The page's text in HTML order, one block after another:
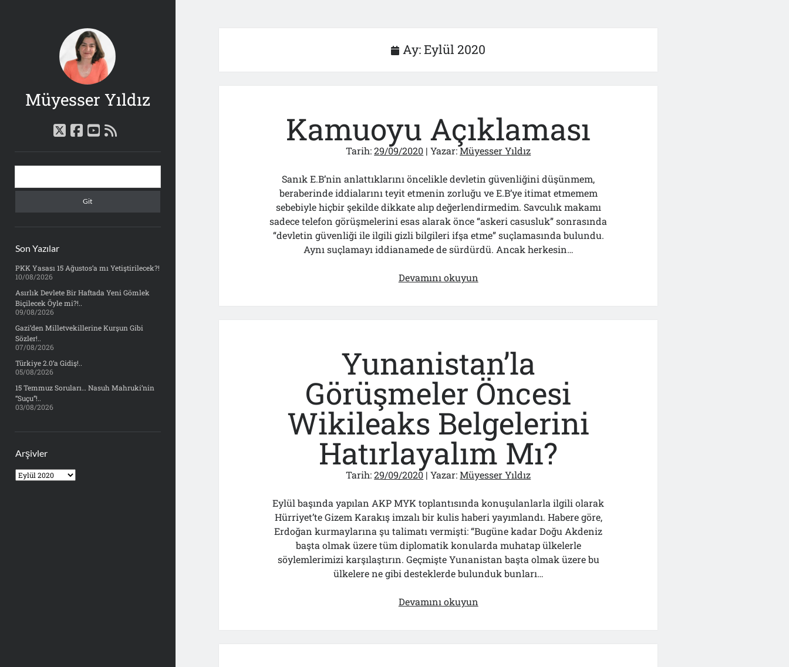
Müyesser Yıldız
twitter
facebook
youtube
rss
Yan
Menü
Son Yazılar
PKK Yasası 15 Ağustos’a mı Yetiştirilecek?!
10/08/2026
Asırlık Devlete Bir Haftada Yeni Gömlek
Biçilecek Öyle mi?!..
09/08/2026
Gazi’den Milletvekillerine Kurşun Gibi
Sözler!..
07/08/2026
Türkiye 2.0’a Gidiş!..
05/08/2026
15 Temmuz Soruları… Nasuh Mahruki’nin
“Suçu”!..
03/08/2026
Arşivler
Arşivler
Ay:Eylül 2020
Kamuoyu Açıklaması
Tarih:29/09/2020 | Yazar:Müyesser Yıldız
Sanık E.B’nin anlattıklarını öncelikle devletin güvenliğini düşünmem,
beraberinde iddialarını teyit etmenin zorluğu ve E.B’ye itimat etmemem
sebebiyle hiçbir şekilde dikkate alıp değerlendirmedim. Savculık makamı
sadece telefon görüşmelerini esas alarak önce “askeri casusluk” sonrasında
“devletin güvenliği ile ilgili gizli bilgileri ifşa etme” suçlamasında bulundu.
Aynı suçlamayı iddianamede de sürdürdü. Ancak herkesin…
Devamını okuyun
Yunanistan’la
Görüşmeler Öncesi
Wikileaks Belgelerini
Hatırlayalım Mı?
Tarih:29/09/2020 | Yazar:Müyesser Yıldız
Eylül başında yapılan AKP MYK toplantısında konuşulanlarla ilgili olarak
Hürriyet’te Gizem Karakış imzalı bir kulis haberi yayımlandı. Habere göre,
Erdoğan kurmaylarına şu talimatı vermişti: “Bugüne kadar Doğu Akdeniz
başta olmak üzere tüm diplomatik konularda muhatap ülkelerle
söylemlerimizi karşılaştırın. Geçmişte Yunanistan başta olmak üzere bu
ülkelere ne gibi desteklerde bulunduk bunları…
Devamını okuyun